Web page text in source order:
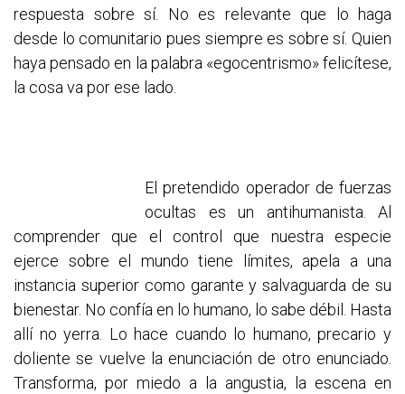
respuesta sobre sí. No es relevante que lo haga
desde lo comunitario pues siempre es sobre sí. Quien
haya pensado en la palabra «egocentrismo» felicítese,
la cosa va por ese lado.
El pretendido operador de fuerzas
ocultas es un antihumanista. Al
comprender que el control que nuestra especie
ejerce sobre el mundo tiene límites, apela a una
instancia superior como garante y salvaguarda de su
bienestar. No confía en lo humano, lo sabe débil. Hasta
allí no yerra. Lo hace cuando lo humano, precario y
doliente se vuelve la enunciación de otro enunciado.
Transforma, por miedo a la angustia, la escena en